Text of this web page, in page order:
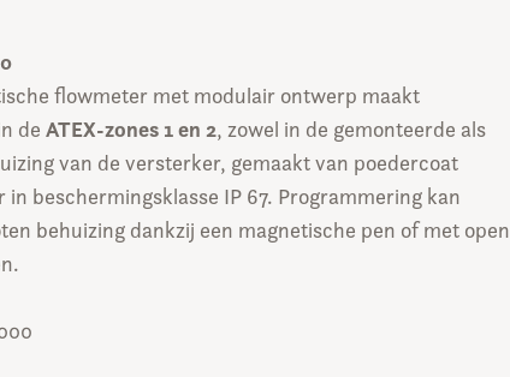
flowmeter met modulair ontwerp maakt
de ATEX-zones 1 en 2, zowel in de gemonteerde als
van de versterker, gemaakt van poedercoat
beschermingsklasse IP 67. Programmering kan
behuizing dankzij een magnetische pen of met open